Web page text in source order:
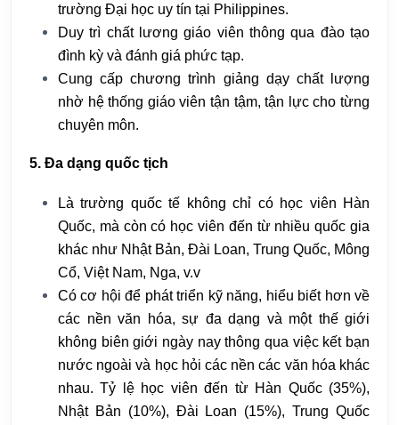
trường Đại học uy tín tại Philippines.
Duy trì chất lương giáo viên thông qua đào tạo
đình kỳ và đánh giá phức tạp.
Cung cấp chương trình giảng dạy chất lượng
nhờ hệ thống giáo viên tận tậm, tận lực cho từng
chuyên môn.
5. Đa dạng quốc tịch
Là trường quốc tế không chỉ có học viên Hàn
Quốc, mà còn có học viên đến từ nhiều quốc gia
khác như Nhật Bản, Đài Loan, Trung Quốc, Mông
Cổ, Việt Nam, Nga, v.v
Có cơ hội để phát triển kỹ năng, hiểu biết hơn về
các nền văn hóa, sự đa dạng và một thế giới
không biên giới ngày nay thông qua việc kết bạn
nước ngoài và học hỏi các nền các văn hóa khác
nhau. Tỷ lệ học viên đến từ Hàn Quốc (35%),
Nhật Bản (10%), Đài Loan (15%), Trung Quốc